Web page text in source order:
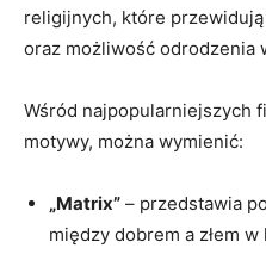
religijnych, które
oraz możliwość odrodzenia
Wśród najpopularniejszych
motywy, można wymienić:
„Matrix” – przedstawia
między dobrem a złem